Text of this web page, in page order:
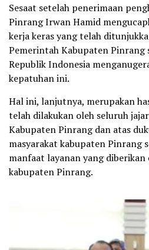
Sesaat setelah penerimaan
Pinrang Irwan Hamid
kerja keras yang telah
Pemerintah Kabupaten Pinrang
Republik Indonesia
kepatuhan ini.
Hal ini, lanjutnya, merupakan
telah dilakukan oleh seluruh
Kabupaten Pinrang dan atas
masyarakat kabupaten Pinrang
manfaat layanan yang
kabupaten Pinrang.